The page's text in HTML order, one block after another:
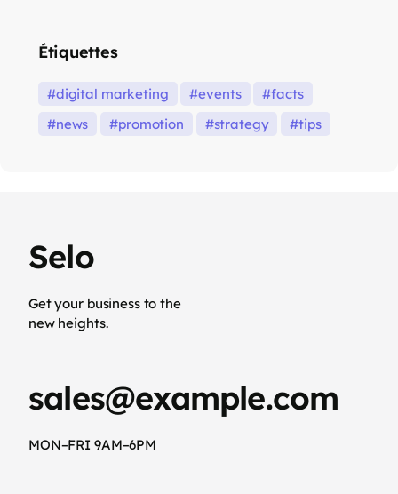
Étiquettes
digital marketing events
facts
news
promotion strategy tips
Selo
Get your business to the
new heights.
sales@example.com
MON–FRI 9AM–6PM